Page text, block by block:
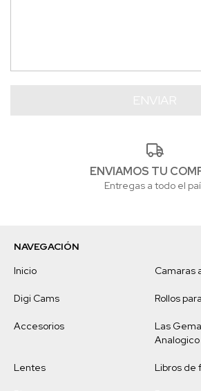
ENVIAMOS TU
Entregas a todo el
NAVEGACIÓN
Inicio
Camaras
Digi Cams Rollos
Accesorios
Las
Analogico
Lentes Libros de